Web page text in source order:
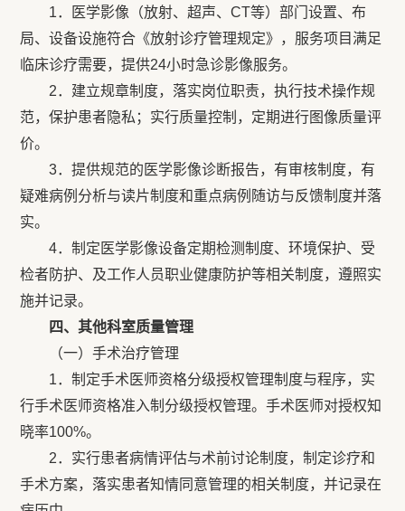
1．医学影像（放射、超声、CT等）部门设置、布
局、设备设施符合《放射诊疗管理规定》，服务项目满足
临床诊疗需要，提供24小时急诊影像服务。
2．建立规章制度，落实岗位职责，执行技术操作规
范，保护患者隐私；实行质量控制，定期进行图像质量评
价。
3．提供规范的医学影像诊断报告，有审核制度，有
疑难病例分析与读片制度和重点病例随访与反馈制度并落
实。
4．制定医学影像设备定期检测制度、环境保护、受
检者防护、及工作人员职业健康防护等相关制度，遵照实
施并记录。
四、其他科室质量管理
（一）手术治疗管理
1．制定手术医师资格分级授权管理制度与程序，实
行手术医师资格准入制分级授权管理。手术医师对授权知
晓率100%。
2．实行患者病情评估与术前讨论制度，制定诊疗和
手术方案，落实患者知情同意管理的相关制度，并记录在